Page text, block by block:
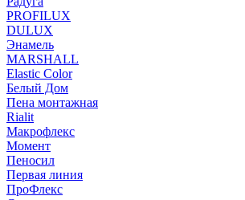
PROFILUX
DULUX
Энамель
MARSHALL
Elastic Color
Белый Дом
Пена монтажная
Rialit
Макрофлекс
Момент
Пеносил
Первая линия
ПроФлекс